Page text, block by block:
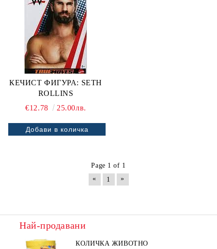
КЕЧИСТ ФИГУРА: SETH
ROLLINS
€12.78
25.00лв.
Page 1 of 1
«
1 »
Най-продавани
КОЛИЧКА ЖИВОТНО